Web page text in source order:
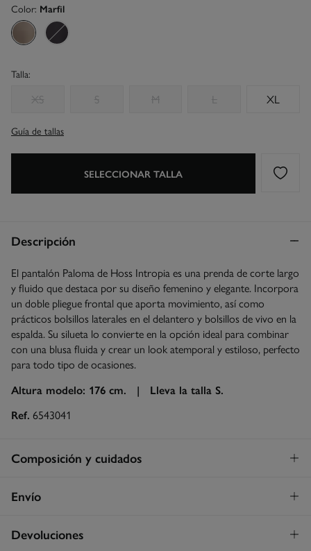
Color: Marfil
Talla:
XS S M L XL
Guía de tallas
SELECCIONAR TALLA
Descripción
El pantalón Paloma de Hoss Intropia es una prenda de corte largo
y fluido que destaca por su diseño femenino y elegante. Incorpora
un doble pliegue frontal que aporta movimiento, así como
prácticos bolsillos laterales en el delantero y bolsillos de vivo en la
espalda. Su silueta lo convierte en la opción ideal para combinar
con una blusa fluida y crear un look atemporal y estiloso, perfecto
para todo tipo de ocasiones.
Altura modelo: 176 cm. | Lleva la talla S.
Ref. 6543041
Composición y cuidados
Composición
Cuidados
Envío
Envío a tienda
¡GRATIS!
Devoluciones